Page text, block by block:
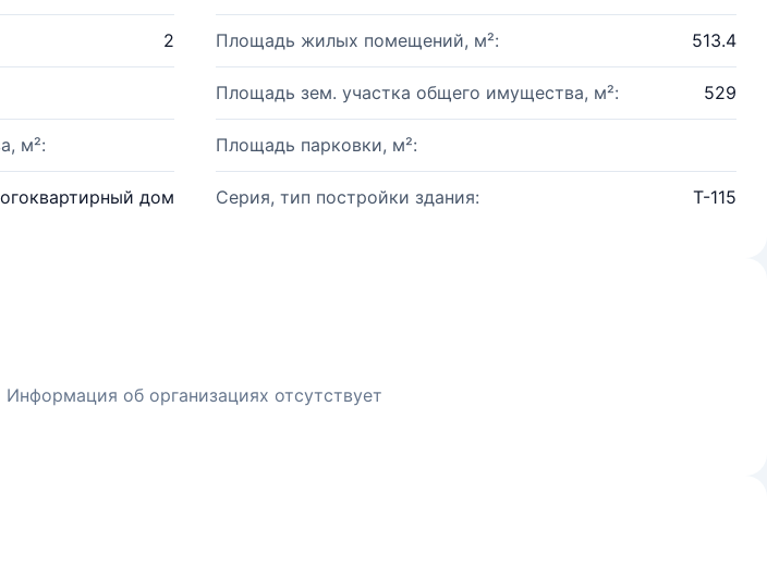
2 Площадь жилых помещений, м²: 513.4
Площадь зем. участка общего имущества, м²: 529
м²: Площадь парковки, м²:
дом Серия, тип постройки здания: Т-115
Информация об организациях отсутствует